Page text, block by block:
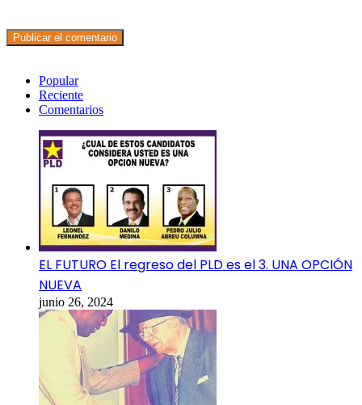
Popular
Reciente
Comentarios
EL FUTURO El regreso del PLD es el 3. UNA OPCIÓN
NUEVA
junio 26, 2024